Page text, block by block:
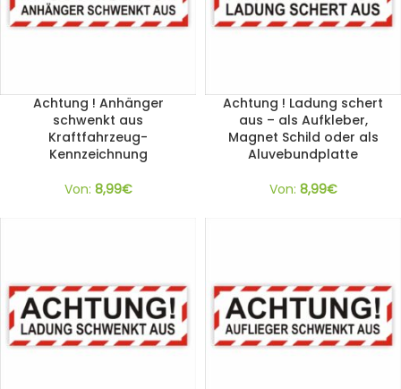
Achtung ! Anhänger
schwenkt aus
Kraftfahrzeug-
Kennzeichnung
Von: 8,99€
Achtung ! Ladung schert
aus – als Aufkleber,
Magnet Schild oder als
Aluvebundplatte
Von: 8,99€